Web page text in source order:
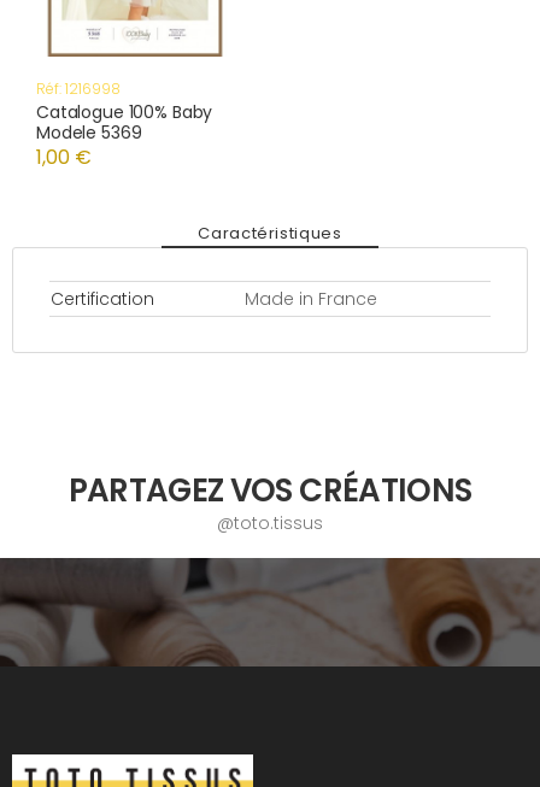
Réf: 1216998
Catalogue 100% Baby
Modele 5369
1,00 €
Caractéristiques
Certification Made in France
PARTAGEZ VOS CRÉATIONS
@toto.tissus